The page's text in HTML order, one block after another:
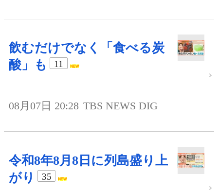
飲むだけでなく「食べる炭
酸」も
11
08月07日 20:28 TBS NEWS DIG
令和8年8月8日に列島盛り上
がり
35